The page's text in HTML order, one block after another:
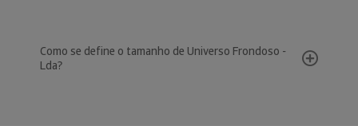
Como se define o tamanho de Universo Frondoso -
Lda?